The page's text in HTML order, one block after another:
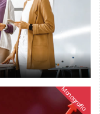
Monografia